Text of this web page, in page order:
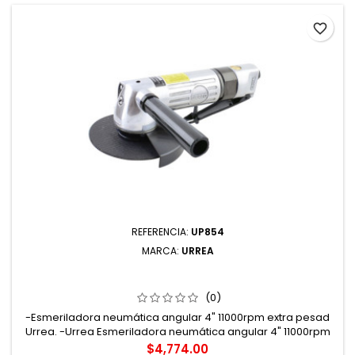
REFERENCIA: UP854
MARCA: URREA
(0)
-Esmeriladora neumática angular 4" 11000rpm extra pesad
Urrea. -Urrea Esmeriladora neumática angular 4" 11000rpm
uso extra pesado. -Esmeriladora neumática angular 4",
Precio
$4,774.00
favorite_border